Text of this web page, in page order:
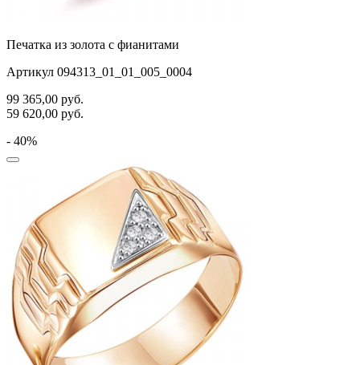
Печатка из золота с фианитами
Артикул 094313_01_01_005_0004
99 365,00 руб.
59 620,00 руб.
- 40%